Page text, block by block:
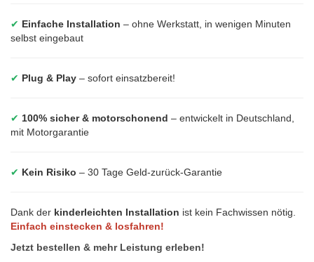
✔ Einfache Installation – ohne Werkstatt, in wenigen Minuten
selbst eingebaut
✔ Plug & Play – sofort einsatzbereit!
✔ 100% sicher & motorschonend – entwickelt in Deutschland,
mit Motorgarantie
✔ Kein Risiko – 30 Tage Geld-zurück-Garantie
Dank der kinderleichten Installation ist kein Fachwissen nötig.
Einfach einstecken & losfahren!
Jetzt bestellen & mehr Leistung erleben!